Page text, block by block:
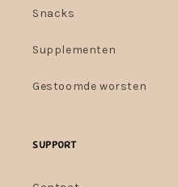
Snacks
Supplementen
Gestoomde worsten
Support